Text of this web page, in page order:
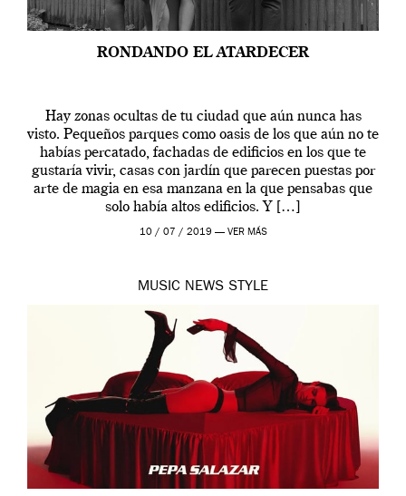
RONDANDO EL ATARDECER
Hay zonas ocultas de tu ciudad que aún nunca has
visto. Pequeños parques como oasis de los que aún no te
habías percatado, fachadas de edificios en los que te
gustaría vivir, casas con jardín que parecen puestas por
arte de magia en esa manzana en la que pensabas que
solo había altos edificios. Y […]
10 / 07 / 2019 — VER MÁS
MUSIC NEWS STYLE